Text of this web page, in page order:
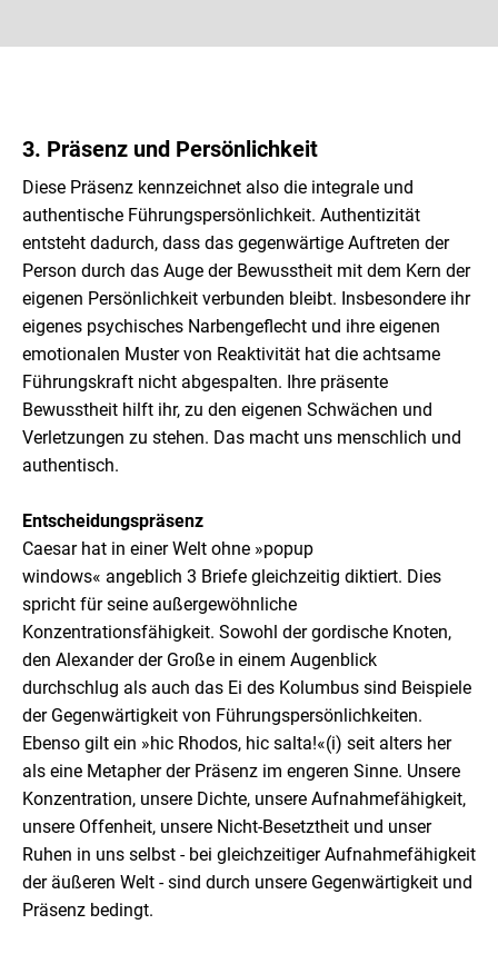
3. Präsenz und Persönlichkeit
Diese Präsenz kennzeichnet also die integrale und
authentische Führungspersönlichkeit. Authentizität
entsteht dadurch, dass das gegenwärtige Auftreten der
Person durch das Auge der Bewusstheit mit dem Kern der
eigenen Persönlichkeit verbunden bleibt. Insbesondere ihr
eigenes psychisches Narbengeflecht und ihre eigenen
emotionalen Muster von Reaktivität hat die achtsame
Führungskraft nicht abgespalten. Ihre präsente
Bewusstheit hilft ihr, zu den eigenen Schwächen und
Verletzungen zu stehen. Das macht uns menschlich und
authentisch.
Entscheidungspräsenz
Caesar hat in einer Welt ohne »popup
windows« angeblich 3 Briefe gleichzeitig diktiert. Dies
spricht für seine außergewöhnliche
Konzentrationsfähigkeit. Sowohl der gordische Knoten,
den Alexander der Große in einem Augenblick
durchschlug als auch das Ei des Kolumbus sind Beispiele
der Gegenwärtigkeit von Führungspersönlichkeiten.
Ebenso gilt ein »hic Rhodos, hic salta!«(i) seit alters her
als eine Metapher der Präsenz im engeren Sinne. Unsere
Konzentration, unsere Dichte, unsere Aufnahmefähigkeit,
unsere Offenheit, unsere Nicht-Besetztheit und unser
Ruhen in uns selbst - bei gleichzeitiger Aufnahmefähigkeit
der äußeren Welt - sind durch unsere Gegenwärtigkeit und
Präsenz bedingt.